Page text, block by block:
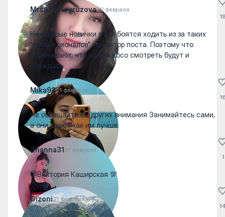
MrsAlexNovruzova22 февраля
Некоторые новички в зал боятся ходить из за таких
"профессионалов" как автор поста. Поэтому что
переживают, что на них косо смотреть будут и
осуждать
Mika9221 февраля
Не обращайте на других внимания Занимайтесь сами,
а они знают как им лучше
Zhanna3121 февраля
@Виктория Каширская 💯
1
Gizoni21 февраля